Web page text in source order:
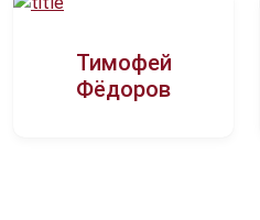
Тимофей
Фёдоров